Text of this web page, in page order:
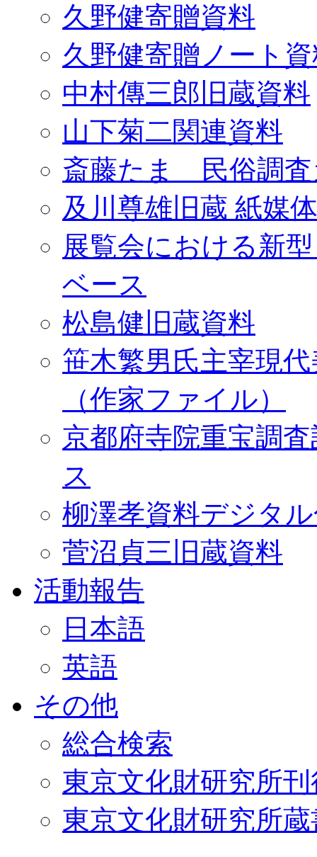
久野健寄贈資料
久野健寄贈ノート
中村傳三郎旧蔵資料
山下菊二関連資料
斎藤たま 民俗調査
及川尊雄旧蔵 紙媒
展覧会における新
ベース
松島健旧蔵資料
笹木繁男氏主宰現
（作家ファイル）
京都府寺院重宝調
ス
柳澤孝資料デジタ
菅沼貞三旧蔵資料
活動報告
日本語
英語
その他
総合検索
東京文化財研究所
東京文化財研究所